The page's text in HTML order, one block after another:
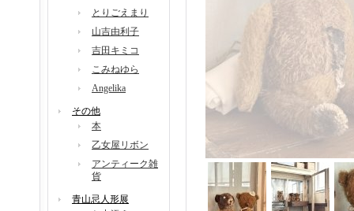
とりごえまり
山吉由利子
吉田キミコ
こみねゆら
Angelika
その他
本
乙女屋リボン
アンティーク雑
貨
青山忌人形展